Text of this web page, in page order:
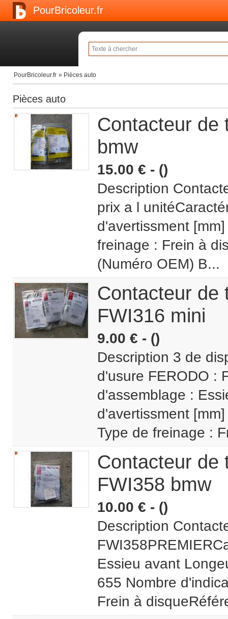
PourBricoleur.fr
PourBricoleur.fr » Pièces auto
Pièces auto
Contacteur de
bmw
15.00 € - ()
Description
prix a l
d'avertissment
freinage : Frein à
(Numéro OEM) B...
Contacteur de
FWI316 mini
9.00 € - ()
Description 3 de
d'usure FERODO :
d'assemblage :
d'avertissment
Type de freinage :
Contacteur de
FWI358 bmw
10.00 € - ()
Description
Essieu avant
655 Nombre
Frein à